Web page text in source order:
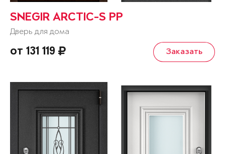
SNEGIR ARCTIC-S PP
Дверь для дома
от 131 119 Заказать